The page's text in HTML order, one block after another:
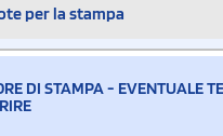
per la stampa
DI STAMPA - EVENTUALE